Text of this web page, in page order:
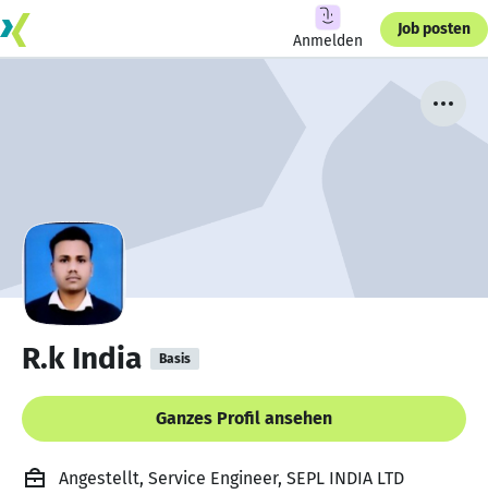
Anmelden
Job posten
R.k India Basis
Ganzes Profil ansehen
Angestellt, Service Engineer, SEPL INDIA LTD